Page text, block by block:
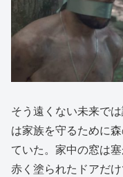
そう遠くない未来で
は家族を守るために
ていた。家中の窓は
赤く塗られたドアだけ